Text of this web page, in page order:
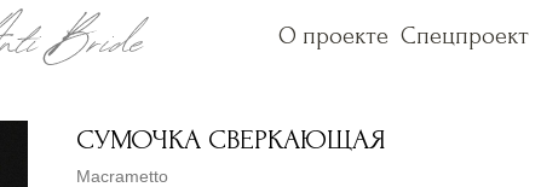
О проекте Спецпроект
О проекте Спецпроект
СУМОЧКА СВЕРКАЮЩАЯ
Macrametto